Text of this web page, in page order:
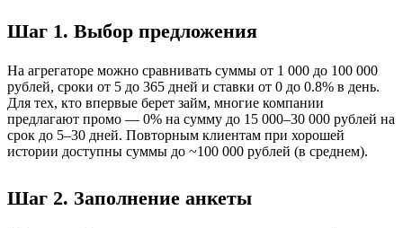
Шаг 1. Выбор предложения
На агрегаторе можно сравнивать суммы от 1 000 до 100 000
рублей, сроки от 5 до 365 дней и ставки от 0 до 0.8% в день.
Для тех, кто впервые берет займ, многие компании
предлагают промо — 0% на сумму до 15 000–30 000 рублей на
срок до 5–30 дней. Повторным клиентам при хорошей
истории доступны суммы до ~100 000 рублей (в среднем).
Шаг 2. Заполнение анкеты